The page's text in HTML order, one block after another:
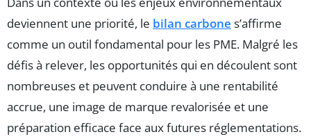
deviennent une priorité, le bilan carbone s’affirme
comme un outil fondamental pour les PME. Malgré les
défis à relever, les opportunités qui en découlent sont
nombreuses et peuvent conduire à une rentabilité
accrue, une image de marque revalorisée et une
préparation efficace face aux futures réglementations.